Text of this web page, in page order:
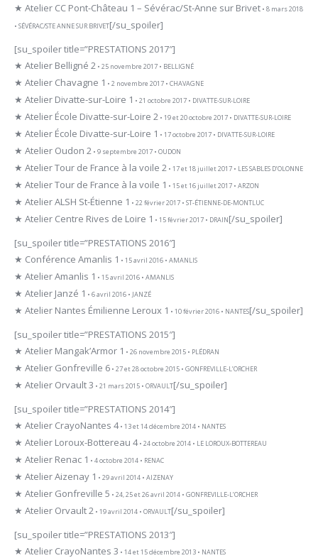
★ Atelier CC Pont-Château 1 – Sévérac/St-Anne sur Brivet • 8 mars 2018
• SÉVÉRAC/STE ANNE SUR BRIVET[/su_spoiler]
[su_spoiler title=”PRESTATIONS 2017″]
★ Atelier Belligné 2 • 25 novembre 2017 • BELLIGNÉ
★ Atelier Chavagne 1 • 2 novembre 2017 • CHAVAGNE
★ Atelier Divatte-sur-Loire 1 • 21 octobre 2017 • DIVATTE-SUR-LOIRE
★ Atelier École Divatte-sur-Loire 2 • 19 et 20 octobre 2017 • DIVATTE-SUR-LOIRE
★ Atelier École Divatte-sur-Loire 1 • 17 octobre 2017 • DIVATTE-SUR-LOIRE
★ Atelier Oudon 2 • 9 septembre 2017 • OUDON
★ Atelier Tour de France à la voile 2 • 17 et 18 juillet 2017 • LES SABLES D’OLONNE
★ Atelier Tour de France à la voile 1 • 15 et 16 juillet 2017 • ARZON
★ Atelier ALSH St-Étienne 1 • 22 février 2017 • ST-ÉTIENNE-DE-MONTLUC
★ Atelier Centre Rives de Loire 1 • 15 février 2017 • DRAIN[/su_spoiler]
[su_spoiler title=”PRESTATIONS 2016″]
★ Conférence Amanlis 1 • 15 avril 2016 • AMANLIS
★ Atelier Amanlis 1 • 15 avril 2016 • AMANLIS
★ Atelier Janzé 1 • 6 avril 2016 • JANZÉ
★ Atelier Nantes Émilienne Leroux 1 • 10 février 2016 • NANTES[/su_spoiler]
[su_spoiler title=”PRESTATIONS 2015″]
★ Atelier Mangak’Armor 1 • 26 novembre 2015 • PLÉDRAN
★ Atelier Gonfreville 6 • 27 et 28 octobre 2015 • GONFREVILLE-L’ORCHER
★ Atelier Orvault 3 • 21 mars 2015 • ORVAULT[/su_spoiler]
[su_spoiler title=”PRESTATIONS 2014″]
★ Atelier CrayoNantes 4• 13 et 14 décembre 2014 • NANTES
★ Atelier Loroux-Bottereau 4• 24 octobre 2014 • LE LOROUX-BOTTEREAU
★ Atelier Renac 1 • 4 octobre 2014 • RENAC
★ Atelier Aizenay 1 • 29 avril 2014 • AIZENAY
★ Atelier Gonfreville 5 • 24, 25 et 26 avril 2014 • GONFREVILLE-L’ORCHER
★ Atelier Orvault 2 • 19 avril 2014 • ORVAULT[/su_spoiler]
[su_spoiler title=”PRESTATIONS 2013″]
★ Atelier CrayoNantes 3 • 14 et 15 décembre 2013 • NANTES